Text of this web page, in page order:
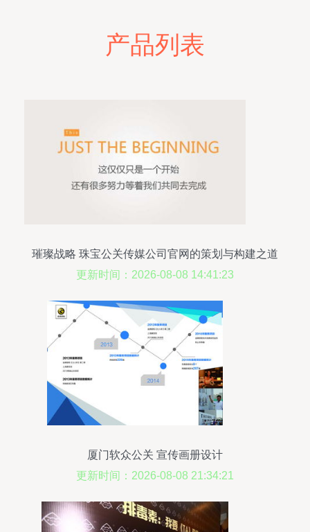
产品列表
璀璨战略 珠宝公关传媒公司官网的策划与构建之道
更新时间：2026-08-08 14:41:23
厦门软众公关 宣传画册设计
更新时间：2026-08-08 21:34:21